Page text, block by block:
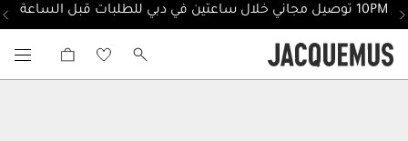
10PM توصيل مجاني خلال ساعتين في دبي للطلبات قبل الساعة